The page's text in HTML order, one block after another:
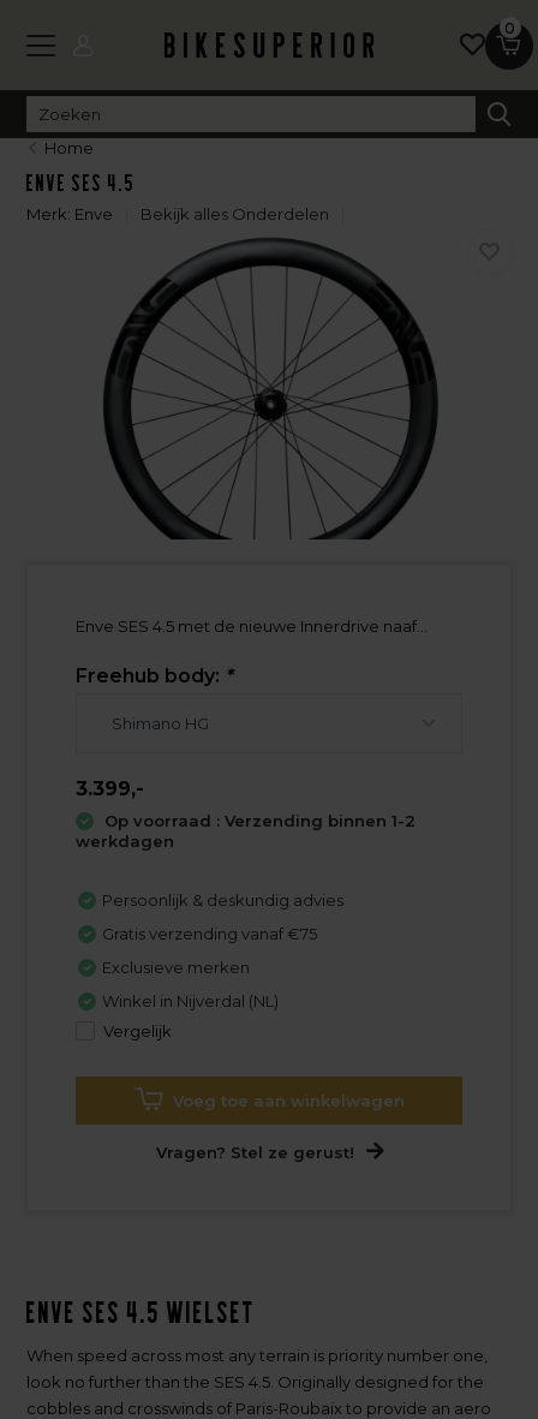
0
Home
Enve SES 4.5
Merk: Enve Bekijk alles Onderdelen
Enve SES 4.5 met de nieuwe Innerdrive naaf...
Freehub body: *
3.399,-
Op voorraad : Verzending binnen 1-2
werkdagen
Persoonlijk & deskundig advies
Gratis verzending vanaf €75
Exclusieve merken
Winkel in Nijverdal (NL)
Vergelijk
Voeg toe aan winkelwagen
Vragen? Stel ze gerust!
Enve SES 4.5 wielset
When speed across most any terrain is priority number one,
look no further than the SES 4.5. Originally designed for the
cobbles and crosswinds of Paris-Roubaix to provide an aero